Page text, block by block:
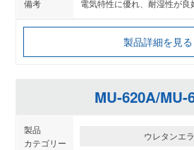
電気特性に優れ、耐湿性が良
製品詳細を見る
MU-620A/MU-
ウレタンエ